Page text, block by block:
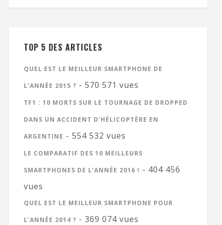
TOP 5 DES ARTICLES
QUEL EST LE MEILLEUR SMARTPHONE DE
L’ANNÉE 2015 ? - 570 571 vues
TF1 : 10 MORTS SUR LE TOURNAGE DE DROPPED
DANS UN ACCIDENT D’HÉLICOPTÈRE EN
ARGENTINE - 554 532 vues
LE COMPARATIF DES 10 MEILLEURS
SMARTPHONES DE L’ANNÉE 2016 ! - 404 456
vues
QUEL EST LE MEILLEUR SMARTPHONE POUR
L’ANNÉE 2014 ? - 369 074 vues